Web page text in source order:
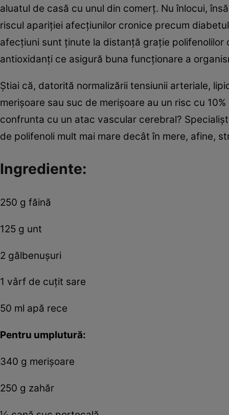
aluatul de casă cu unul din comerţ. Nu înlocui,
riscul apariţiei afecţiunilor cronice precum
afecţiuni sunt ţinute la distanţă graţie
antioxidanţi ce asigură buna funcţionare a
Ştiai că, datorită normalizării tensiunii arteriale,
merişoare sau suc de merişoare au un risc cu
confrunta cu un atac vascular cerebral?
de polifenoli mult mai mare decât în mere, afine,
Ingrediente:
250 g făină
125 g unt
2 gălbenuşuri
1 vârf de cuţit sare
50 ml apă rece
Pentru umplutură:
340 g merişoare
250 g zahăr